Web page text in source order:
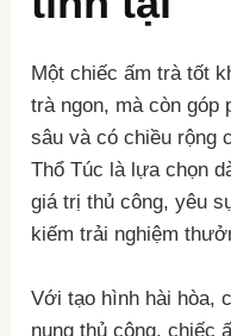
Một chiếc ấm trà tốt
trà ngon, mà còn góp
sâu và có chiều rộng
Thổ Túc là lựa chọn
giá trị thủ công, yêu
kiếm trải nghiệm
Với tạo hình hài hòa,
nung thủ công, chiếc